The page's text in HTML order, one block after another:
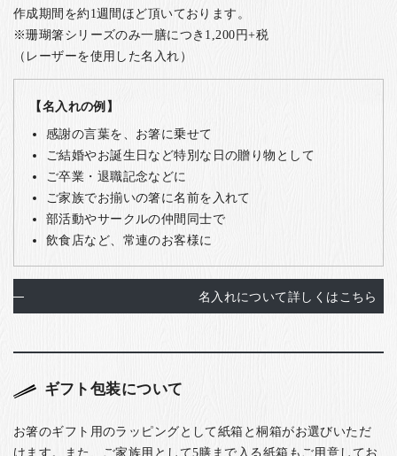
作成期間を約1週間ほど頂いております。
※珊瑚箸シリーズのみ一膳につき1,200円+税
（レーザーを使用した名入れ）
【名入れの例】
感謝の言葉を、お箸に乗せて
ご結婚やお誕生日など特別な日の贈り物として
ご卒業・退職記念などに
ご家族でお揃いの箸に名前を入れて
部活動やサークルの仲間同士で
飲食店など、常連のお客様に
名入れについて詳しくはこちら
ギフト包装について
お箸のギフト用のラッピングとして紙箱と桐箱がお選びいただ
けます。また、ご家族用として5膳まで入る紙箱もご用意してお